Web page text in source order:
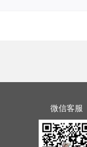
微信客服